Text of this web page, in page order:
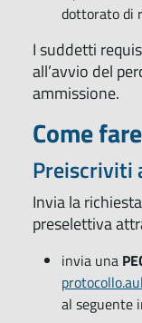
dottorato di
I suddetti
all’avvio del
ammissione.
Come fare
Preiscriviti
Invia la
preselettiva
invia una
al seguente